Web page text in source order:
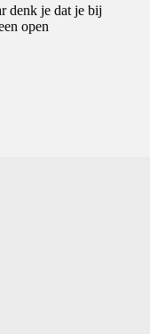
denk je dat je bij
open